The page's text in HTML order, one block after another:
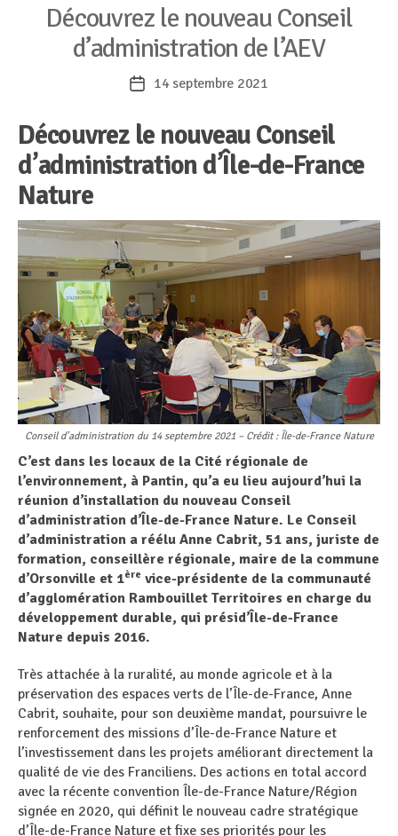
Découvrez le nouveau Conseil
d’administration de l’AEV
Date
l’article
14 septembre 2021
Découvrez le nouveau Conseil
d’administration d’Île-de-France
Nature
Conseil d’administration du 14 septembre 2021 – Crédit : Île-de-France Nature
C’est dans les locaux de la Cité régionale de
l’environnement, à Pantin, qu’a eu lieu aujourd’hui la
réunion d’installation du nouveau Conseil
d’administration d’Île-de-France Nature. Le Conseil
d’administration a réélu Anne Cabrit, 51 ans, juriste de
formation, conseillère régionale, maire de la commune
d’Orsonville et 1ère vice-présidente de la communauté
d’agglomération Rambouillet Territoires en charge du
développement durable, qui présid’Île-de-France
Nature depuis 2016.
Très attachée à la ruralité, au monde agricole et à la
préservation des espaces verts de l’Île-de-France, Anne
Cabrit, souhaite, pour son deuxième mandat, poursuivre le
renforcement des missions d’Île-de-France Nature et
l’investissement dans les projets améliorant directement la
qualité de vie des Franciliens. Des actions en total accord
avec la récente convention Île-de-France Nature/Région
signée en 2020, qui définit le nouveau cadre stratégique
d’Île-de-France Nature et fixe ses priorités pour les